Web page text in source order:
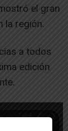
el gran
la región.
a todos
edición